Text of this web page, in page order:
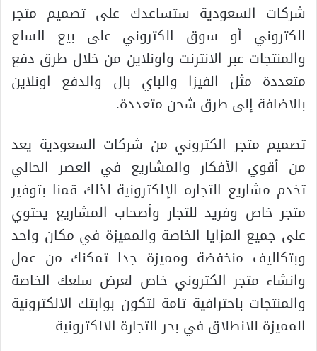
شركات السعودية ستساعدك على تصميم متجر
الكتروني أو سوق الكتروني على بيع السلع
والمنتجات عبر الانترنت واونلاين من خلال طرق دفع
متعددة مثل الفيزا والباي بال والدفع اونلاين
بالاضافة إلى طرق شحن متعددة.
تصميم متجر الكتروني من شركات السعودية يعد
من أقوي الأفكار والمشاريع في العصر الحالي
تخدم مشاريع التجاره الإلكترونية لذلك قمنا بتوفير
متجر خاص وفريد للتجار وأصحاب المشاريع يحتوي
على جميع المزايا الخاصة والمميزة في مكان واحد
وبتكاليف منخفضة ومميزة جدا تمكنك من عمل
وانشاء متجر الكتروني خاص لعرض سلعك الخاصة
والمنتجات باحترافية تامة لتكون بوابتك الالكترونية
المميزة للانطلاق في بحر التجارة الالكترونية